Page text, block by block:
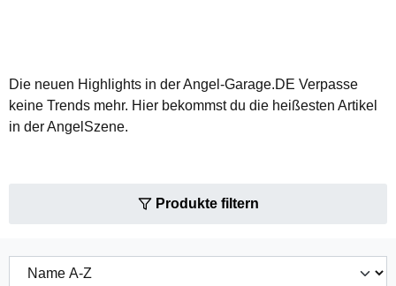
Die neuen Highlights in der Angel-Garage.DE Verpasse
keine Trends mehr. Hier bekommst du die heißesten Artikel
in der AngelSzene.
Produkte filtern